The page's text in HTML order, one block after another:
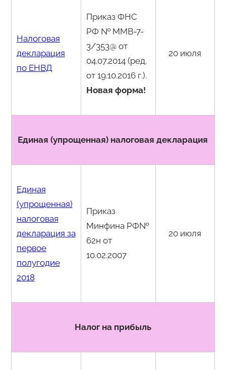
Налоговая
декларация
по ЕНВД
Приказ ФНС
РФ № ММВ-7-
3/353@ от
04.07.2014 (ред.
от 19.10.2016 г.).
Новая форма!
20 июля
Единая (упрощенная) налоговая декларация
Единая
(упрощенная)
налоговая
декларация за
первое
полугодие
2018
Приказ
Минфина РФ№
62н от
10.02.2007
20 июля
Налог на прибыль